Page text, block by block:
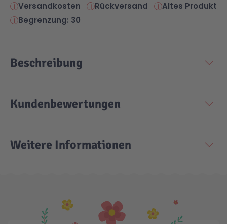
Versandkosten Rückversand
Altes Produkt
Begrenzung: 30
Beschreibung
Kundenbewertungen
Weitere Informationen